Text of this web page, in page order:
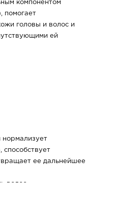
компонентом
помогает
головы и волос и
ей
нормализует
способствует
ее дальнейшее
волос